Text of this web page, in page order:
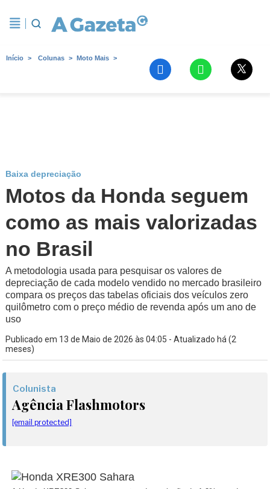
Início Colunas Moto Mais
Baixa depreciação
Motos da Honda seguem
como as mais valorizadas
no Brasil
A metodologia usada para pesquisar os valores de
depreciação de cada modelo vendido no mercado brasileiro
compara os preços das tabelas oficiais dos veículos zero
quilômetro com o preço médio de revenda após um ano de
uso
Publicado em 13 de Maio de 2026 às 04:05 - Atualizado há (2
meses)
Colunista
Agência Flashmotors
[email protected]